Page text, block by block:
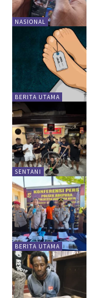
NASIONAL
BERITA UTAMA
SENTANI
BERITA UTAMA